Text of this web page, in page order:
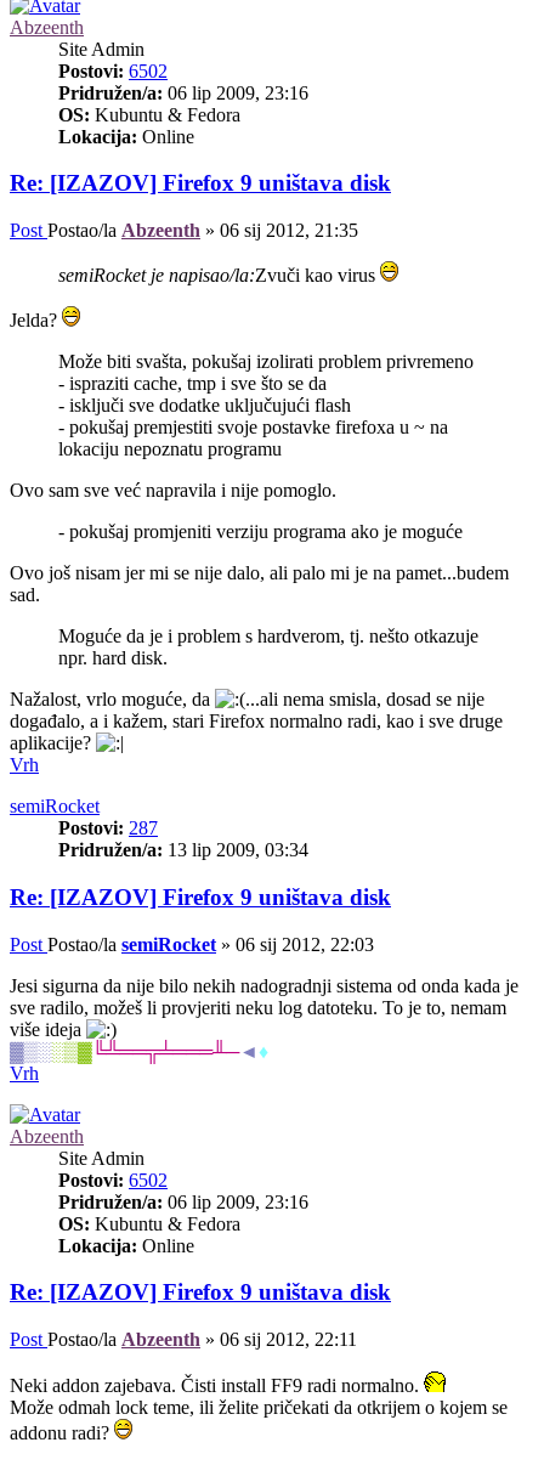
Abzeenth
Site Admin
Postovi: 6502
Pridružen/a: 06 lip 2009, 23:16
OS: Kubuntu & Fedora
Lokacija: Online
Re: [IZAZOV] Firefox 9 uništava disk
Post Postao/la Abzeenth » 06 sij 2012, 21:35
semiRocket je napisao/la:Zvuči kao virus
Jelda?
Može biti svašta, pokušaj izolirati problem privremeno
- ispraziti cache, tmp i sve što se da
- isključi sve dodatke uključujući flash
- pokušaj premjestiti svoje postavke firefoxa u ~ na
lokaciju nepoznatu programu
Ovo sam sve već napravila i nije pomoglo.
- pokušaj promjeniti verziju programa ako je moguće
Ovo još nisam jer mi se nije dalo, ali palo mi je na pamet...budem
sad.
Moguće da je i problem s hardverom, tj. nešto otkazuje
npr. hard disk.
Nažalost, vrlo moguće, da
...ali nema smisla, dosad se nije
događalo, a i kažem, stari Firefox normalno radi, kao i sve druge
aplikacije?
Vrh
semiRocket
Postovi: 287
Pridružen/a: 13 lip 2009, 03:34
Re: [IZAZOV] Firefox 9 uništava disk
Post Postao/la semiRocket » 06 sij 2012, 22:03
Jesi sigurna da nije bilo nekih nadogradnji sistema od onda kada je
sve radilo, možeš li provjeriti neku log datoteku. To je to, nemam
više ideja
▓▒░░▒▓╚╩══╦╧═══╨─◄♦
Vrh
Abzeenth
Site Admin
Postovi: 6502
Pridružen/a: 06 lip 2009, 23:16
OS: Kubuntu & Fedora
Lokacija: Online
Re: [IZAZOV] Firefox 9 uništava disk
Post Postao/la Abzeenth » 06 sij 2012, 22:11
Neki addon zajebava. Čisti install FF9 radi normalno.
Može odmah lock teme, ili želite pričekati da otkrijem o kojem se
addonu radi?